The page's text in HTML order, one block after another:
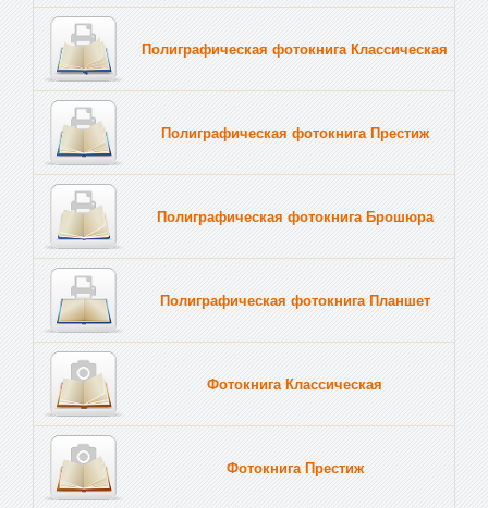
Полиграфическая фотокнига Классическая
Полиграфическая фотокнига Престиж
Полиграфическая фотокнига Брошюра
Полиграфическая фотокнига Планшет
Фотокнига Классическая
Фотокнига Престиж